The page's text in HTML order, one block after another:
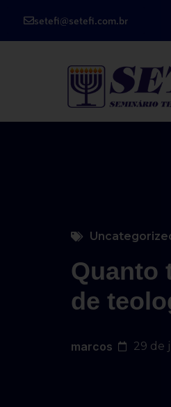
setefi@setefi.com.br
Quanto
de
marcos 29 de